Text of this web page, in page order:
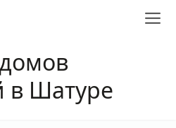
в Шатуре